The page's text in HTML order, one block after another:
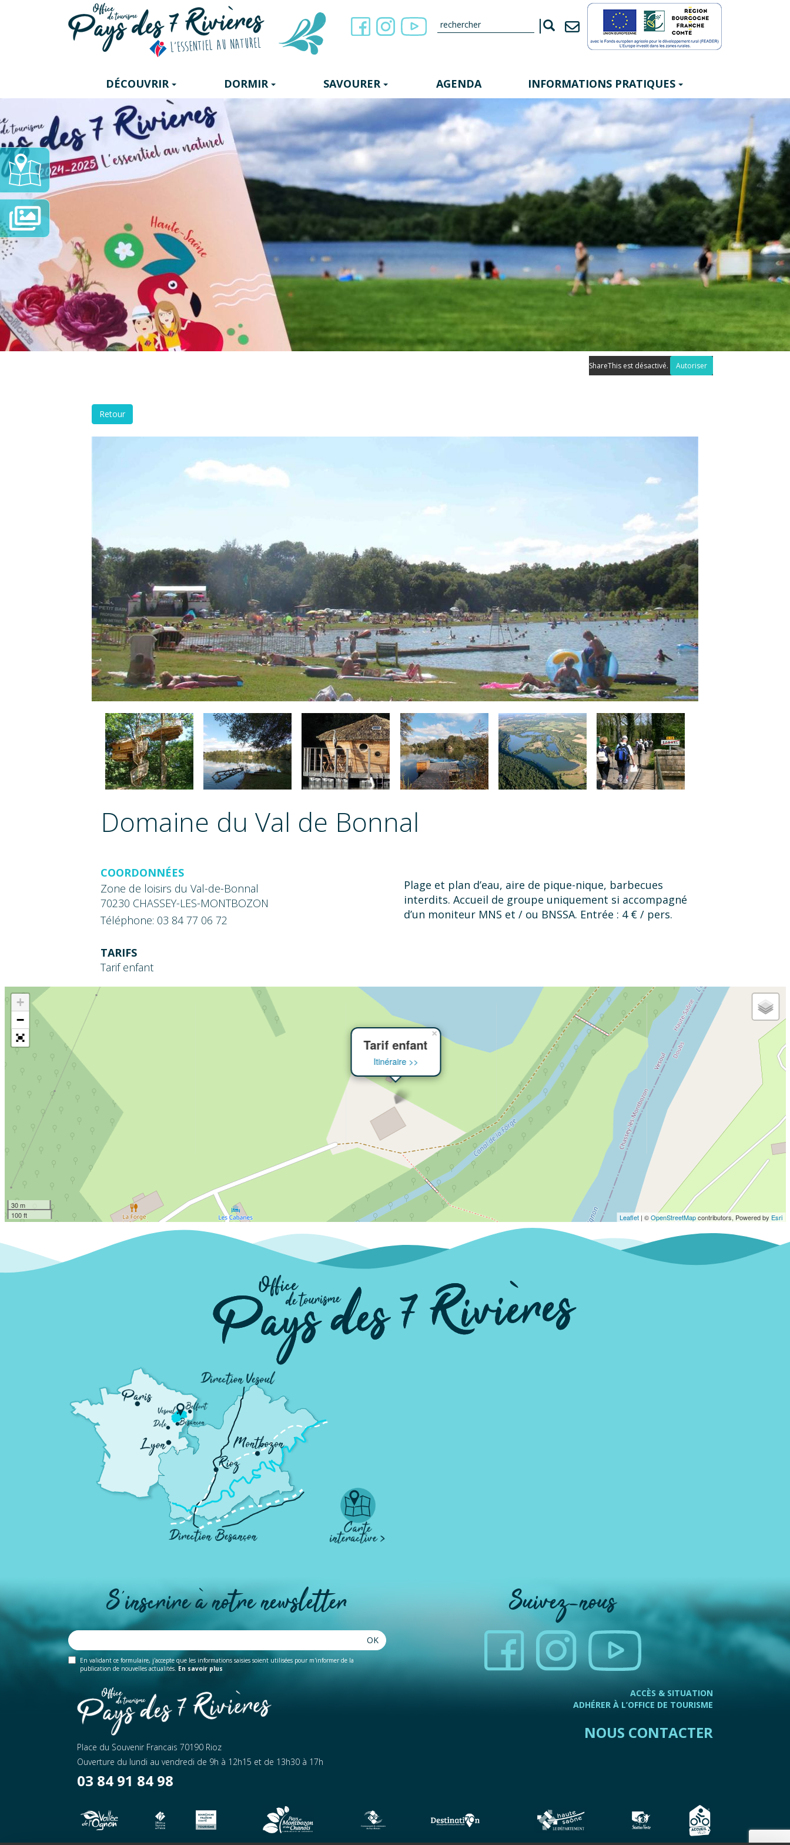
DÉCOUVRIR DORMIR SAVOURER AGENDA INFORMATIONS PRATIQUES
Carte
Interactive
Diaporama
ShareThis est désactivé. Autoriser
Retour
Domaine du Val de Bonnal
COORDONNÉES
Zone de loisirs du Val-de-Bonnal
70230 CHASSEY-LES-MONTBOZON
Téléphone: 03 84 77 06 72
Plage et plan d’eau, aire de pique-nique, barbecues
interdits. Accueil de groupe uniquement si accompagné
d’un moniteur MNS et / ou BNSSA. Entrée : 4 € / pers.
TARIFS
Tarif enfant
Tarif enfant
Itinéraire >>
×
+
−
30 m
100 ft
Leaflet | ©OpenStreetMapcontributors, Powered by Esri
S'inscrire à notre newsletter
En validant ce formulaire, j'accepte que les informations saisies soient utilisées pour m'informer de la
publication de nouvelles actualités. En savoir plus
OK
Suivez-nous
Place du Souvenir Francais 70190 Rioz
Ouverture du lundi au vendredi de 9h à 12h15 et de 13h30 à 17h
03 84 91 84 98
ACCÈS & SITUATION
ADHÉRER À L’OFFICE DE TOURISME
NOUS CONTACTER
Panneau de gestion des cookies